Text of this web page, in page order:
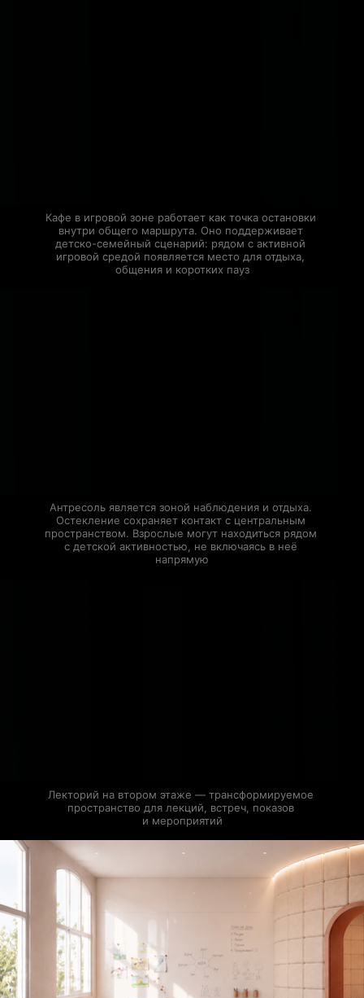
Кафе в игровой зоне работает как точка остановки
внутри общего маршрута. Оно поддерживает
детско-семейный сценарий: рядом с активной
игровой средой появляется место для отдыха,
общения и коротких пауз
Антресоль является зоной наблюдения и отдыха.
Остекление сохраняет контакт с центральным
пространством. Взрослые могут находиться рядом
с детской активностью, не включаясь в неё
напрямую
Лекторий на втором этаже — трансформируемое
пространство для лекций, встреч, показов
и мероприятий